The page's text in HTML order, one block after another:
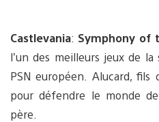
Castlevania: Symphony of
l’un des meilleurs jeux de la
PSN européen. Alucard,
pour défendre le monde
père.